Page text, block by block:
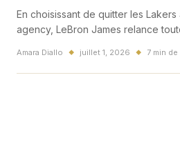
En choisissant de quitter les
agency, LeBron James relance
fans francais, cette decision peut
Amara Diallo ◆ juillet 1, 2026 ◆ 7 min